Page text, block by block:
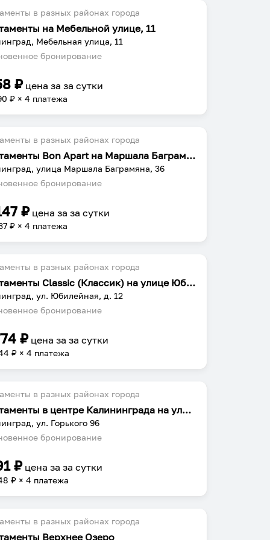
в разных районах города
на Мебельной улице, 11
Мебельная улица, 11
бронирование
₽ цена заза сутки
₽ × 4 платежа
в разных районах города
Апартаменты Воn Араrt на Маршала Баграмяна, 36
улица Маршала Баграмяна, 36
бронирование
₽ цена заза сутки
₽ × 4 платежа
в разных районах города
Апартаменты Classic (Классик) на улице Юбилейная
ул. Юбилейная, д. 12
бронирование
₽ цена заза сутки
₽ × 4 платежа
в разных районах города
Апартаменты в центре Калининграда на улице Горького
ул. Горького 96
бронирование
₽ цена заза сутки
₽ × 4 платежа
в разных районах города
Верхнее Озеро